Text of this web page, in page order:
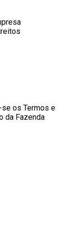
os Termos e
da Fazenda